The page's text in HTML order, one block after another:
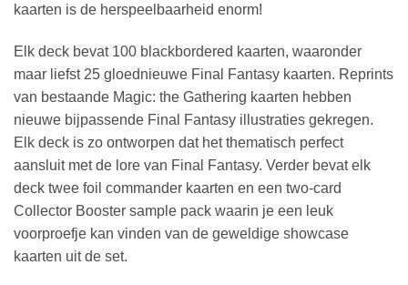
kaarten is de herspeelbaarheid enorm!
Elk deck bevat 100 blackbordered kaarten, waaronder
maar liefst 25 gloednieuwe Final Fantasy kaarten. Reprints
van bestaande Magic: the Gathering kaarten hebben
nieuwe bijpassende Final Fantasy illustraties gekregen.
Elk deck is zo ontworpen dat het thematisch perfect
aansluit met de lore van Final Fantasy. Verder bevat elk
deck twee foil commander kaarten en een two-card
Collector Booster sample pack waarin je een leuk
voorproefje kan vinden van de geweldige showcase
kaarten uit de set.